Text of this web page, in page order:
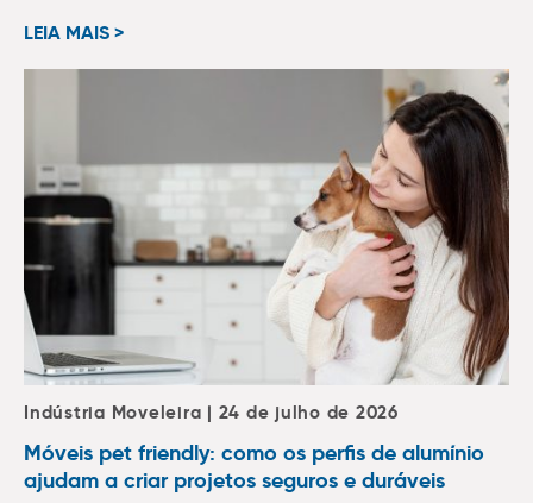
LEIA MAIS >
Indústria Moveleira | 24 de julho de 2026
Móveis pet friendly: como os perfis de alumínio
ajudam a criar projetos seguros e duráveis